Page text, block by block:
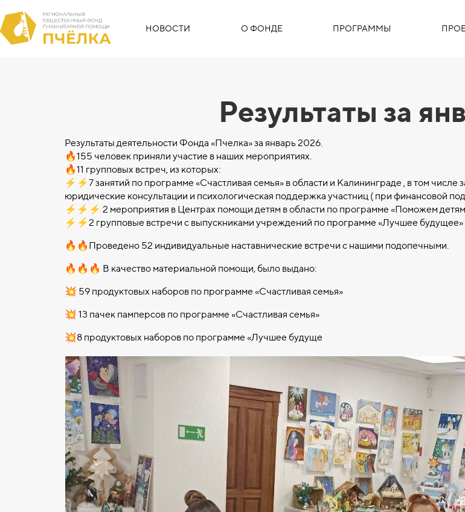
НОВОСТИ О ФОНДЕ ПРОГРАММЫ
Результаты за
Результаты деятельности Фонда «Пчелка» за январь 2026.
🔥155 человек приняли участие в наших мероприятиях.
🔥11 групповых встреч, из которых:
⚡️⚡️7 занятий по программе «Счастливая семья» в области и Калининграде , в том
юридические консультации и психологическая поддержка участниц ( при финансовой
⚡️⚡️⚡️ 2 мероприятия в Центрах помощи детям в области по программе «Поможем
⚡️⚡️2 групповые встречи с выпускниками учреждений по программе «Лучшее будущее»
🔥🔥Проведено 52 индивидуальные наставнические встречи с нашими подопечными.
🔥🔥🔥 В качество материальной помощи, было выдано:
💥 59 продуктовых наборов по программе «Счастливая семья»
💥 13 пачек памперсов по программе «Счастливая семья»
💥8 продуктовых наборов по программе «Лучшее будуще